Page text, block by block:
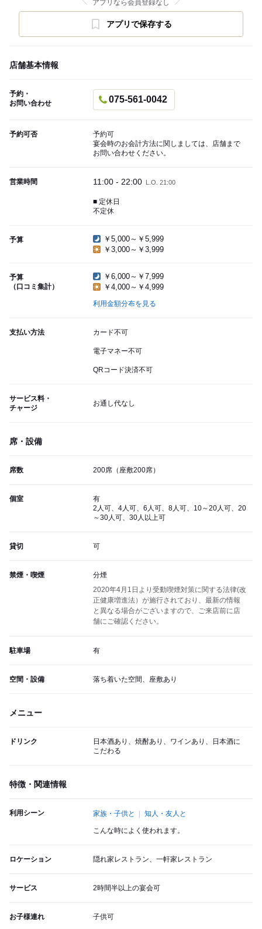
アプリなら会員登録なし
アプリで保存する
店舗基本情報
予約・
お問い合わせ
075-561-0042
予約可否
予約可
宴会時のお会計方法に関しましては、店舗まで
お問い合わせください。
営業時間 11:00 - 22:00 L.O. 21:00
■ 定休日
不定休
予算
￥5,000～￥5,999
￥3,000～￥3,999
予算
（口コミ集計）
￥6,000～￥7,999
￥4,000～￥4,999
利用金額分布を見る
支払い方法 カード不可
電子マネー不可
QRコード決済不可
サービス料・
チャージ
お通し代なし
席・設備
席数 200席（座敷200席）
個室
有
2人可、4人可、6人可、8人可、10～20人可、20
～30人可、30人以上可
貸切 可
禁煙・喫煙
分煙
2020年4月1日より受動喫煙対策に関する法律(改
正健康増進法）が施行されており、最新の情報
と異なる場合がございますので、ご来店前に店
舗にご確認ください。
駐車場 有
空間・設備 落ち着いた空間、座敷あり
メニュー
ドリンク
日本酒あり、焼酎あり、ワインあり、日本酒に
こだわる
特徴・関連情報
利用シーン 家族・子供と 知人・友人と
こんな時によく使われます。
ロケーション 隠れ家レストラン、一軒家レストラン
サービス 2時間半以上の宴会可
お子様連れ 子供可